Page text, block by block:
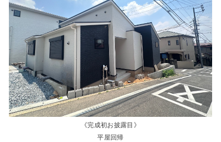
《完成初お披露目》
平屋回帰